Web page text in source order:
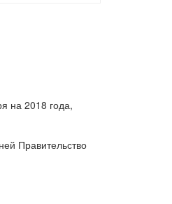
на 2018 года,
Правительство